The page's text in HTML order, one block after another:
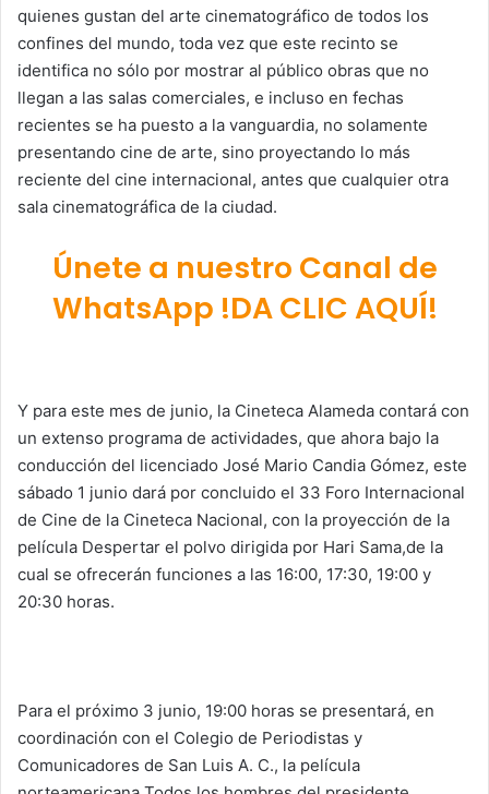
quienes gustan del arte cinematográfico de todos los
confines del mundo, toda vez que este recinto se
identifica no sólo por mostrar al público obras que no
llegan a las salas comerciales, e incluso en fechas
recientes se ha puesto a la vanguardia, no solamente
presentando cine de arte, sino proyectando lo más
reciente del cine internacional, antes que cualquier otra
sala cinematográfica de la ciudad.
Únete a nuestro Canal de
WhatsApp !DA CLIC AQUÍ!
Y para este mes de junio, la Cineteca Alameda contará con
un extenso programa de actividades, que ahora bajo la
conducción del licenciado José Mario Candia Gómez, este
sábado 1 junio dará por concluido el 33 Foro Internacional
de Cine de la Cineteca Nacional, con la proyección de la
película Despertar el polvo dirigida por Hari Sama,de la
cual se ofrecerán funciones a las 16:00, 17:30, 19:00 y
20:30 horas.
Para el próximo 3 junio, 19:00 horas se presentará, en
coordinación con el Colegio de Periodistas y
Comunicadores de San Luis A. C., la película